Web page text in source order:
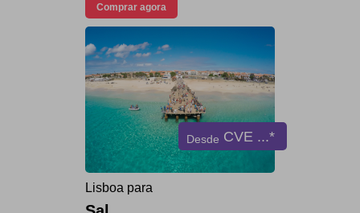
Comprar agora
Desde CVE ...*
Lisboa para